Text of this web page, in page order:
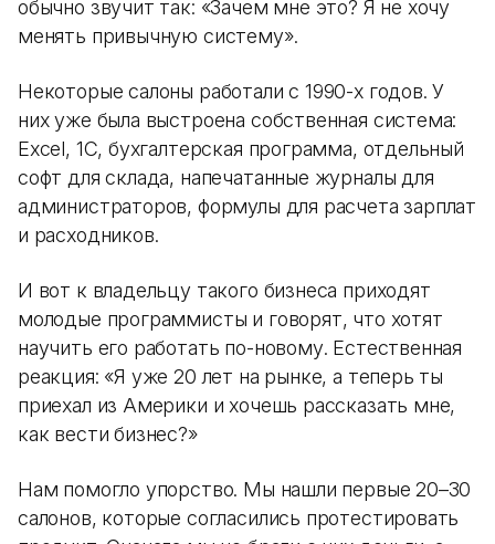
обычно звучит так: «Зачем мне это? Я не хочу
менять привычную систему».
Некоторые салоны работали с 1990-х годов. У
них уже была выстроена собственная система:
Excel, 1С, бухгалтерская программа, отдельный
софт для склада, напечатанные журналы для
администраторов, формулы для расчета зарплат
и расходников.
И вот к владельцу такого бизнеса приходят
молодые программисты и говорят, что хотят
научить его работать по-новому. Естественная
реакция: «Я уже 20 лет на рынке, а теперь ты
приехал из Америки и хочешь рассказать мне,
как вести бизнес?»
Нам помогло упорство. Мы нашли первые 20–30
салонов, которые согласились протестировать